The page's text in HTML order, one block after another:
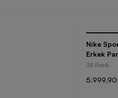
Nike
Erkek
34 Renk
5.999,90